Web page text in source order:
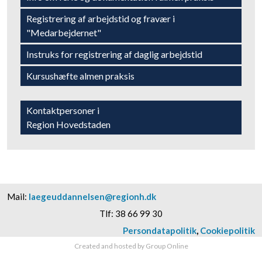
Registrering af arbejdstid og fravær i
"Medarbejdernet"​
Instruks for registrering af daglig arbejdstid​
​Kursushæfte almen praksis
Kontaktpersoner​ i
​Region Hovedstaden
Mail: laegeuddannelsen@regionh.dk
Tlf: 38 66 99 30​
Persondatapolitik​, Cookiepolitik​
Created and hosted by Group Online